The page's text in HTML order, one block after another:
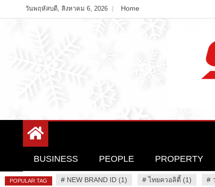
to
วันพฤหัสบดี, สิงหาคม 6, 2026 Home
94 Report.com
BUSINESS PEOPLE PROPERTY
POPULAR TAG # NEW BRAND ID (1) #ไทยควอลิตี้ (1) #